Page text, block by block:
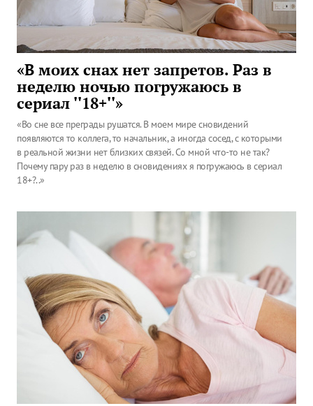
«В моих снах нет запретов. Раз в
неделю ночью погружаюсь в
сериал ''18+''»
«Во сне все преграды рушатся. В моем мире сновидений
появляются то коллега, то начальник, а иногда сосед, с которыми
в реальной жизни нет близких связей. Со мной что-то не так?
Почему пару раз в неделю в сновидениях я погружаюсь в сериал
18+?..»